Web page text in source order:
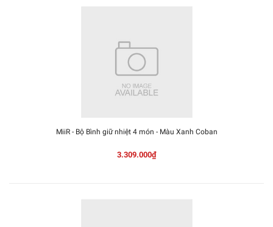
MiiR - Bộ Bình giữ nhiệt 4 món - Màu Xanh Coban
3.309.000₫